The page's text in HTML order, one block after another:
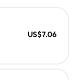
US$7.06